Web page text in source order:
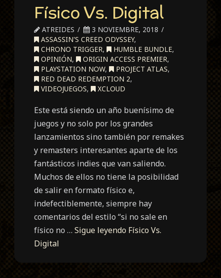
Físico Vs. Digital
ATREIDES
3 NOVIEMBRE, 2018
ASSASSIN'S CREED ODYSSEY,
CHRONO TRIGGER, HUMBLE BUNDLE,
OPINIÓN, ORIGIN ACCESS PREMIER,
PLAYSTATION NOW, PROJECT ATLAS,
RED DEAD REDEMPTION 2,
VIDEOJUEGOS, XCLOUD
Este está siendo un año buenísimo de
juegos y no solo por los grandes
lanzamientos sino también por remakes
y remasters interesantes aparte de los
fantásticos indies que van saliendo.
Muchos de ellos no tiene la posibilidad
de salir en formato físico e,
indefectiblemente, siempre hay
comentarios del estilo “si no sale en
físico no …Sigue leyendo Físico Vs.
Digital